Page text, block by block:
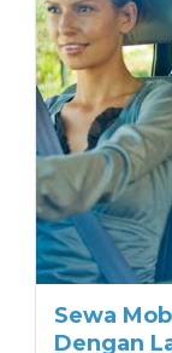
Sewa
Dengan